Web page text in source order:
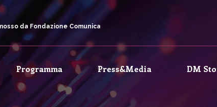
da Fondazione Comunica
Programma Press&Media DM